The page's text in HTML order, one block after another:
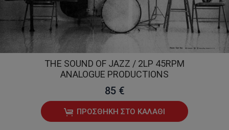
THE SOUND OF JAZZ / 2LP 45RPM
ANALOGUE PRODUCTIONS
85 €
ΠΡΟΣΘΉΚΗ ΣΤΟ ΚΑΛΆΘΙ